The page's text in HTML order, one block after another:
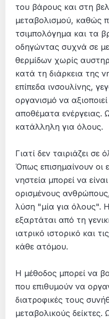
του βάρους και στη
μεταβολισμού, καθώς
τσιμπολόγημα και τα
οδηγώντας συχνά σε
θερμίδων χωρίς
κατά τη διάρκεια της
επίπεδα ινσουλίνης,
οργανισμό να
αποθέματα ενέργειας.
κατάλληλη για όλους.
Γιατί δεν ταιριάζει σε
Όπως επισημαίνουν οι
νηστεία μπορεί να
ορισμένους
λύση "μία για όλους".
εξαρτάται από τη
ιατρικό ιστορικό και
κάθε ατόμου.
Η μέθοδος μπορεί να
που επιθυμούν να
διατροφικές τους
μεταβολικούς δείκτες.